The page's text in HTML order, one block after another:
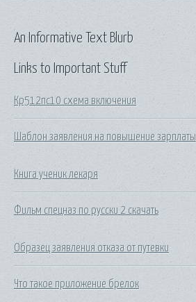
Links to Important Stuff
Кр512пс10 схема включения
Шаблон заявления на повышение зарплаты
Книга ученик лекаря
Фильм спецназ по русски 2 скачать
Образец заявления отказа от путевки
Что такое приложение брелок
An Informative Text Blurb